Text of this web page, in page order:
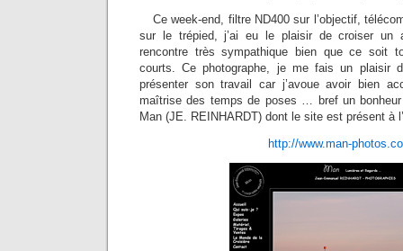
Ce week-end, filtre ND400 sur l’objectif,
sur le trépied, j’ai eu le plaisir de croiser un
rencontre très sympathique bien que ce soit
courts. Ce photographe, je me fais un plaisir
présenter son travail car j’avoue avoir bien
maîtrise des temps de poses … bref un
Man (JE. REINHARDT) dont le site est présent à
http://www.man-